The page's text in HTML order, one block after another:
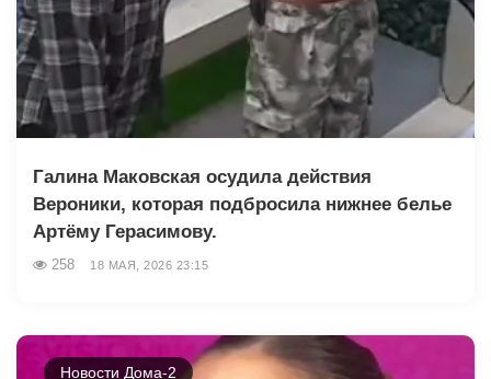
Галина Маковская осудила действия
Вероники, которая подбросила нижнее белье
Артёму Герасимову.
258 18 МАЯ, 2026 23:15
Новости Дома-2